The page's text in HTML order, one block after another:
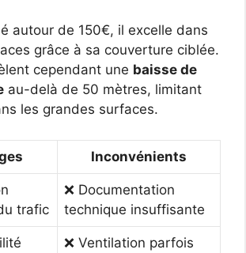
autour de 150€, il excelle dans
grâce à sa couverture ciblée.
cependant une baisse de
au-delà de 50 mètres, limitant
les grandes surfaces.
Inconvénients
trafic
❌ Documentation
technique insuffisante
❌ Ventilation parfois